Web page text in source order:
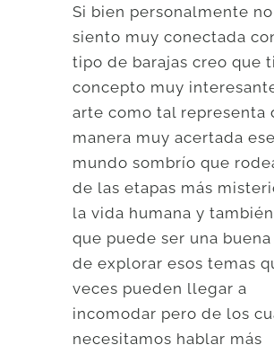
Si bien personalmente
siento muy conectada
tipo de barajas creo que
concepto muy
arte como tal representa
manera muy acertada ese
mundo sombrío que
de las etapas más
la vida humana y
que puede ser una
de explorar esos temas
veces pueden llegar a
incomodar pero de los
necesitamos hablar más